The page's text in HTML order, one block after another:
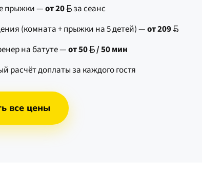
прыжки —от20 за сеанс
(комната + прыжки на 5 детей) —от209
на батуте —от 50 / 50 мин
расчёт доплаты за каждого гостя
все цены